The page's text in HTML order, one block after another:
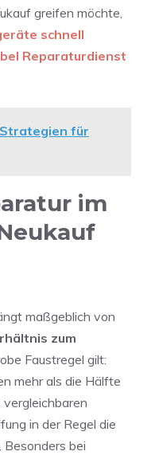
greifen möchte,
schnell
Reparaturdienst
für
im
maßgeblich von
zum
Faustregel gilt:
mehr als die Hälfte
in der Regel die
bei